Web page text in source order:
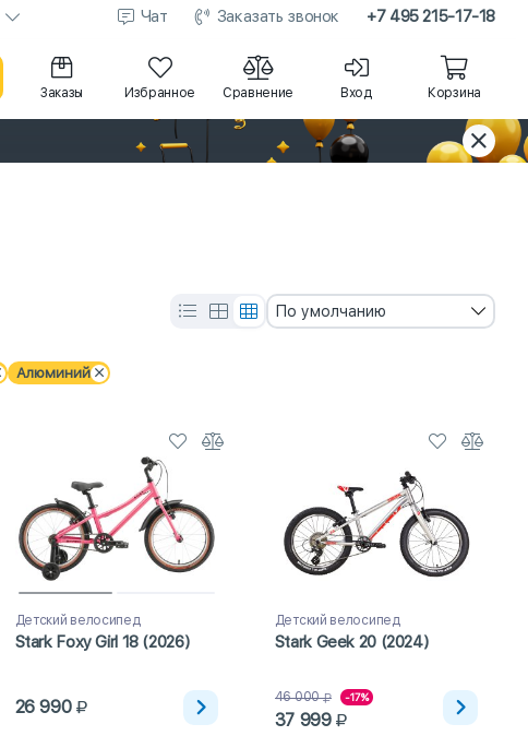
Чат Заказать звонок +7 495 215-17-18
Заказы Избранное Сравнение Вход Корзина
По умолчанию
Алюминий
Детский велосипед
Stark Foxy Girl 18 (2026)
26 990
Детский велосипед
Stark Geek 20 (2024)
46 000 -17%
37 999